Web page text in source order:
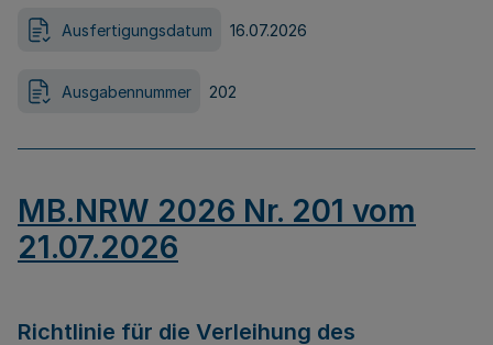
Ausfertigungsdatum 16.07.2026
Ausgabennummer 202
MB.NRW 2026 Nr. 201 vom
21.07.2026
Richtlinie für die Verleihung des